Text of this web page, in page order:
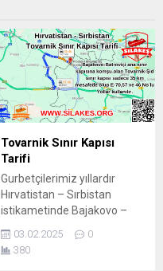
Tovarnik Sınır Kapısı
Tarifi
Gurbetçilerimiz yıllardır
Hırvatistan – Sırbistan
istikametinde Bajakovo –
yoğunlukta Tovarnik – Şid
sınır kapısı kullanılmaktadır.
03.02.2025
0
380